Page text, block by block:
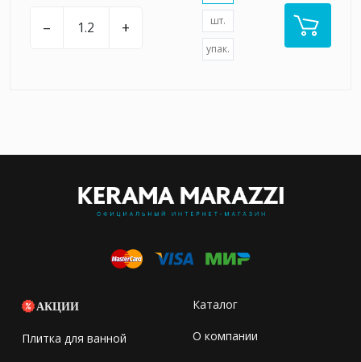
– + шт.
упак.
АКЦИИ
Плитка для ванной
Каталог
О компании